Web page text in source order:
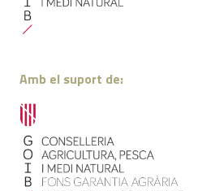
Amb el suport de: